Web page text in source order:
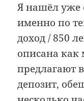
Я нашёл уже
именно по
доход / 850
описана
предлагают
депозит,